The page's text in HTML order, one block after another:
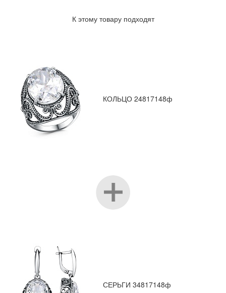
К этому товару подходят
КОЛЬЦО 24817148ф
СЕРЬГИ 34817148ф